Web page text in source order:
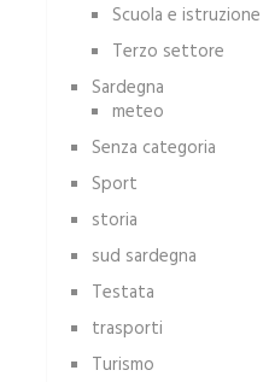
Scuola e istruzione
Terzo settore
Sardegna
meteo
Senza categoria
Sport
storia
sud sardegna
Testata
trasporti
Turismo